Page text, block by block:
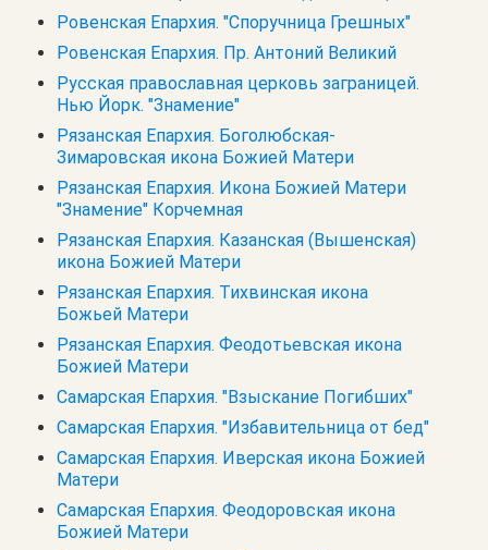
Ровенская Епархия. "Споручница Грешных"
Ровенская Епархия. Пр. Антоний Великий
Русская православная церковь заграницей.
Нью Йорк. "Знамение"
Рязанская Епархия. Боголюбская-
Зимаровская икона Божией Матери
Рязанская Епархия. Икона Божией Матери
"Знамение" Корчемная
Рязанская Епархия. Казанская (Вышенская)
икона Божией Матери
Рязанская Епархия. Тихвинская икона
Божьей Матери
Рязанская Епархия. Феодотьевская икона
Божией Матери
Самарская Епархия. "Взыскание Погибших"
Самарская Епархия. "Избавительница от бед"
Самарская Епархия. Иверская икона Божией
Матери
Самарская Епархия. Феодоровская икона
Божией Матери